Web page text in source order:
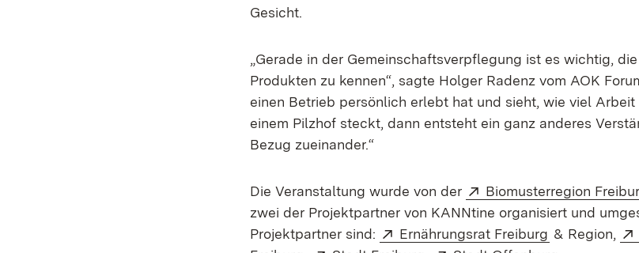
Gesicht.
„Gerade in der Gemeinschaftsverpflegung ist es wichtig,
Produkten zu kennen“, sagte Holger Radenz vom AOK
einen Betrieb persönlich erlebt hat und sieht, wie viel
einem Pilzhof steckt, dann entsteht ein ganz anderes
Bezug zueinander.“
Die Veranstaltung wurde von der Extern:
Biomusterregion
zwei der Projektpartner von KANNtine organisiert und
Projektpartner sind:
Extern:
Ernährungsrat Freiburg (Öffnet in
& Region,